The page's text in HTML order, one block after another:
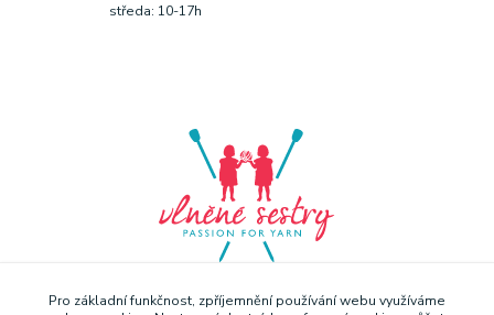
středa: 10-17h
Pro základní funkčnost, zpříjemnění používání webu využíváme